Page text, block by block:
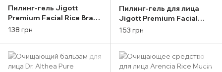
Пилинг-гель Jigott
Premium Facial Rice Bran
Peeling Gel 180ml
138 грн
Пилинг-гель для лица
Jigott Premium Facial
Charcoal Peeling Gel
153 грн